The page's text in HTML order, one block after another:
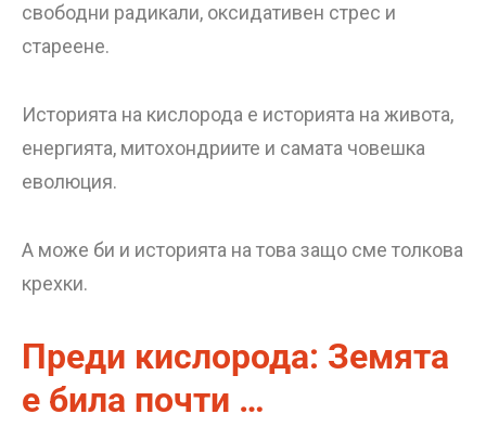
свободни радикали, оксидативен стрес и
стареене.
Историята на кислорода е историята на живота,
енергията, митохондриите и самата човешка
еволюция.
А може би и историята на това защо сме толкова
крехки.
Преди кислорода: Земята
е била почти …